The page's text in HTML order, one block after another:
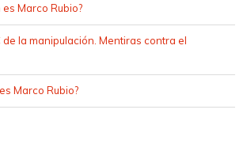
es Marco Rubio?
de la manipulación. Mentiras contra el
Marco Rubio?